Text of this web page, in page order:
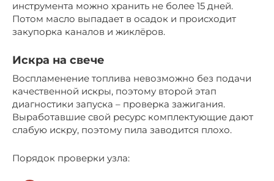
инструмента можно хранить не более 15 дней.
Потом масло выпадает в осадок и происходит
закупорка каналов и жиклёров.
Искра на свече
Воспламенение топлива невозможно без подачи
качественной искры, поэтому второй этап
диагностики запуска – проверка зажигания.
Выработавшие свой ресурс комплектующие дают
слабую искру, поэтому пила заводится плохо.
Порядок проверки узла: